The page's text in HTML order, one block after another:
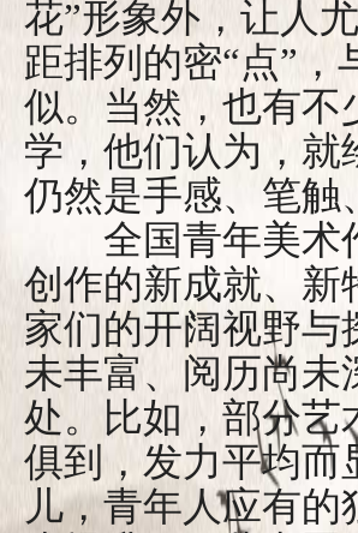
花”形象外，让人
距排列的密“点”，
似。当然，也有不
学，他们认为，就
仍然是手感、笔触
全国青年美术作
创作的新成就、新
家们的开阔视野与
未丰富、阅历尚未
处。比如，部分艺
俱到，发力平均而
儿，青年人应有